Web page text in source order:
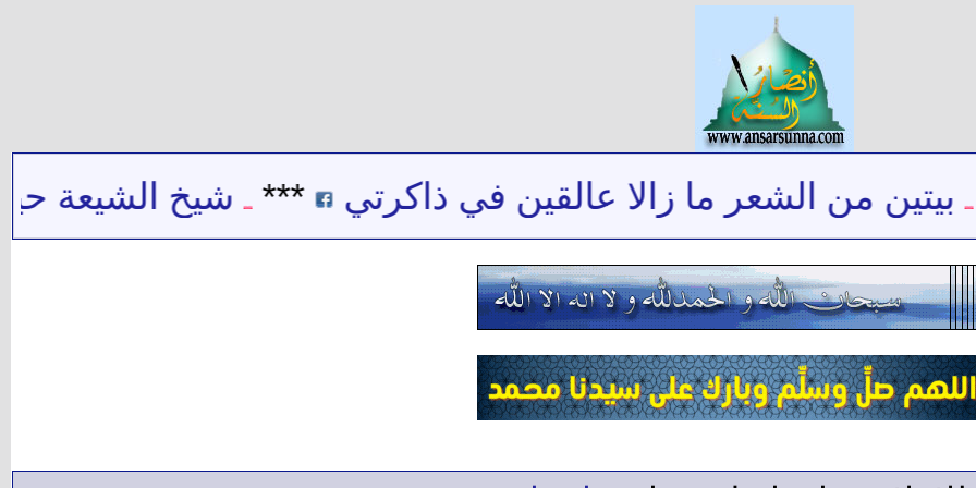
من الشعر ما زالا عالقين في ذاكرتي *** شيخ الشيعة حيدر